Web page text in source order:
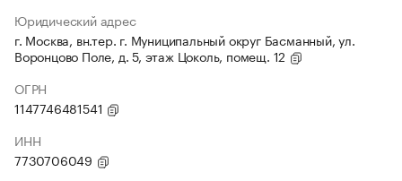
Юридический адрес
г. Москва, вн.тер. г. Муниципальный округ Басманный, ул.
Воронцово Поле, д. 5, этаж Цоколь, помещ. 12
ОГРН
1147746481541
ИНН
7730706049